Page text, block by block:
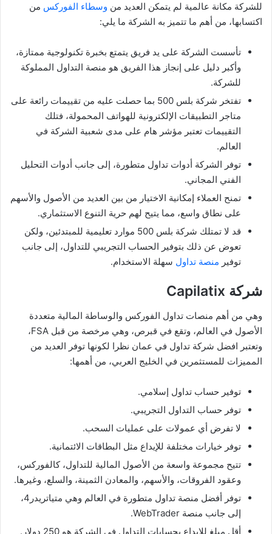
للشركة مكانة عالمية لم يتمكن العديد من وسطاء الفوركس من
اكتسابها، من أهم ما تتميز به الشركة ما يلي:
تأسست الشركة على يد فريق يتمتع بخبرة تكنولوجية ممتازة،
وأكبر دليل على إنجاز هذا الفريق هو منصة التداول المملوكة
للشركة.
تفتخر شركة بلس 500 بما حصلت عليه من تقييمات رائعة على
متاجر التطبيقات الإلكترونية للهواتف المحمولة، فتلك
التقييمات تعتبر مؤشر هام على مدى شعبية الشركة في
العالم.
توفر الشركة أدوات تداول متطورة، إلى جانب أدوات التحليل
الفني المجاني.
تمنح العملاء إمكانية الاختيار من بين العديد من الأصول والأسهم
على نطاق واسع، مما يتيح لهم حرية التنوع الاستثماري.
قد لا تمتلك شركة بلس 500 موارد تعليمية للمبتدئين، ولكن
تعوض عن ذلك بتوفير الحساب التجريبي للتداول، إلى جانب
توفير منصة تداول سهلة الاستخدام.
شركة Capilatix
وهي من أهم منصات تداول الفوركس والوساطة المالية متعددة
الأصول في العالم، وتقع في قبرص، وهي مرخصة من قبل FSA،
وتعتبر افضل شركة تداول في عمان نظرا لكونها توفر العديد من
المميزات للمستثمرين في الخليج العربي، من أهمها:
توفير حساب تداول إسلامي.
توفر حساب التداول التجريبي.
لا تفرض أي عمولات على عمليات السحب.
توفر خيارات مختلفة للإيداع مثل البطاقات الائتمانية.
تتيح مجموعة واسعة من الأصول المالية للتداول، كالفوركس،
وعقود الفروقات، والأسهم، والمعادن الثمينة، والسلع، وغيرها.
توفر أفضل منصة تداول متطورة في العالم وهي متياتريدر4،
إلى جانب منصة WebTrader.
أقل مبلغ للإيداع بحسابات التداول في الشركة هو 250 دولار.